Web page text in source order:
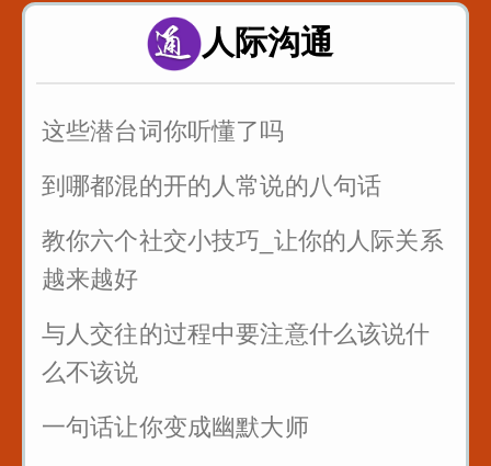
假戏假做_真热闹_哈哈
人际沟通
这些潜台词你听懂了吗
到哪都混的开的人常说的八句话
教你六个社交小技巧_让你的人际关系
越来越好
与人交往的过程中要注意什么该说什
么不该说
一句话让你变成幽默大师